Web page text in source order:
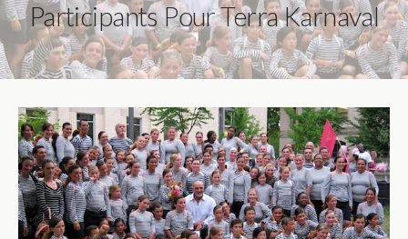
Participants Pour Terra Karnaval